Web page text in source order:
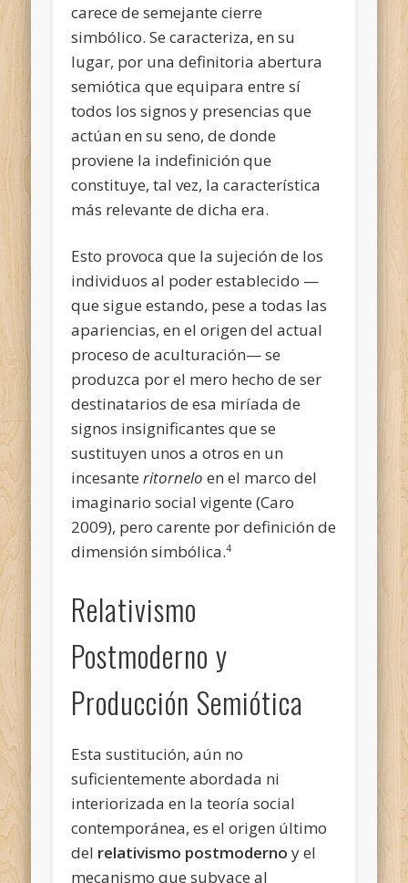
carece de semejante cierre
simbólico. Se caracteriza, en su
lugar, por una definitoria abertura
semiótica que equipara entre sí
todos los signos y presencias que
actúan en su seno, de donde
proviene la indefinición que
constituye, tal vez, la característica
más relevante de dicha era.
Esto provoca que la sujeción de los
individuos al poder establecido —
que sigue estando, pese a todas las
apariencias, en el origen del actual
proceso de aculturación— se
produzca por el mero hecho de ser
destinatarios de esa miríada de
signos insignificantes que se
sustituyen unos a otros en un
incesanteritornelo en el marco del
imaginario social vigente (Caro
2009), pero carente por definición de
dimensión simbólica.4
Relativismo
Postmoderno y
Producción Semiótica
Esta sustitución, aún no
suficientemente abordada ni
interiorizada en la teoría social
contemporánea, es el origen último
del relativismo postmoderno y el
mecanismo que subyace al